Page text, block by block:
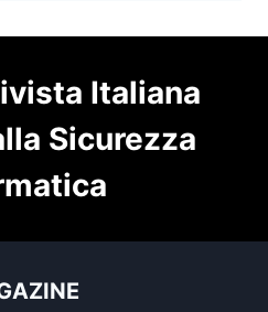
Italiana
Sicurezza